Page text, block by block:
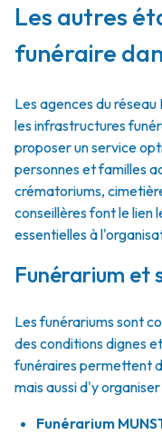
Les autres
funéraire
Les agences du
les infrastructures
proposer un service
personnes et familles
crématoriums,
conseillères font le lien
essentielles à
Funérarium et
Les funérariums sont
des conditions dignes
funéraires permettent
mais aussi d'y
Funérarium